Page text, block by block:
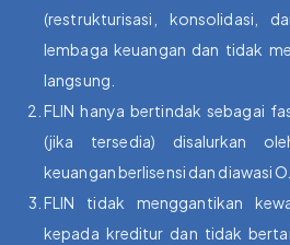
(restrukturisasi, konsolidasi,
lembaga keuangan dan tidak
langsung.
FLIN hanya bertindak sebagai
(jika tersedia) disalurkan
keuangan berlisensi dan diawasi
FLIN tidak menggantikan
kepada kreditur dan tidak